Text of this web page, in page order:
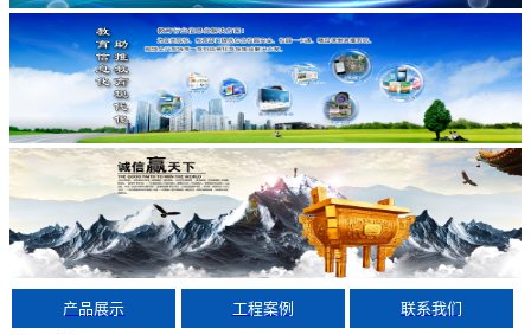
产品展示 工程案例 联系我们